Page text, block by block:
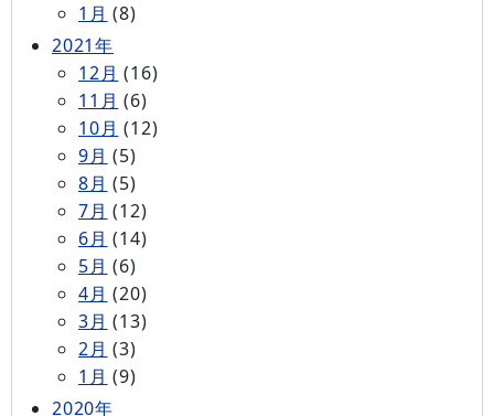
1月 (8)
2021年
12月 (16)
11月 (6)
10月 (12)
9月 (5)
8月 (5)
7月 (12)
6月 (14)
5月 (6)
4月 (20)
3月 (13)
2月 (3)
1月 (9)
2020年